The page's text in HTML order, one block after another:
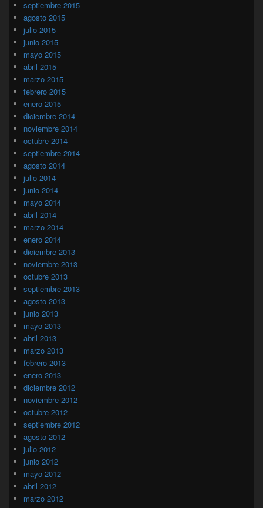
septiembre 2015
agosto 2015
julio 2015
junio 2015
mayo 2015
abril 2015
marzo 2015
febrero 2015
enero 2015
diciembre 2014
noviembre 2014
octubre 2014
septiembre 2014
agosto 2014
julio 2014
junio 2014
mayo 2014
abril 2014
marzo 2014
enero 2014
diciembre 2013
noviembre 2013
octubre 2013
septiembre 2013
agosto 2013
junio 2013
mayo 2013
abril 2013
marzo 2013
febrero 2013
enero 2013
diciembre 2012
noviembre 2012
octubre 2012
septiembre 2012
agosto 2012
julio 2012
junio 2012
mayo 2012
abril 2012
marzo 2012